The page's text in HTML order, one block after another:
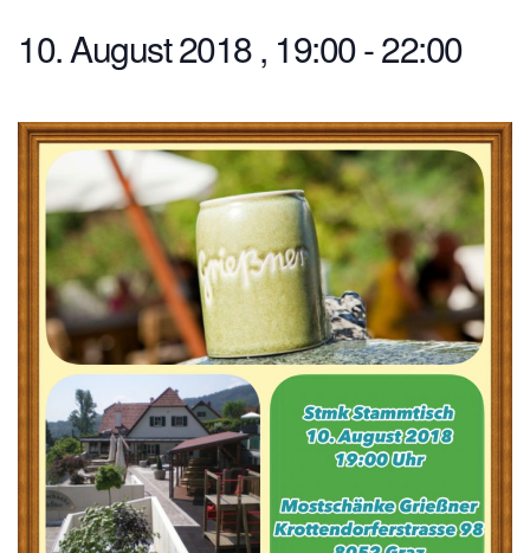
10. August 2018 , 19:00-22:00